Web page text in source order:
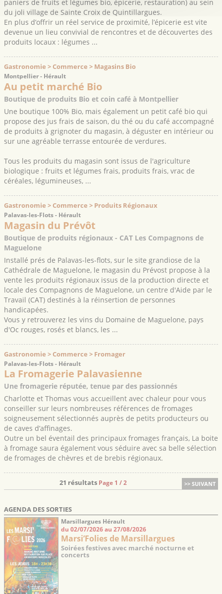
paniers de fruits et légumes bio, épicerie, restauration) au sein
du joli village de Sainte Croix de Quintillargues.
En plus d’offrir un réel service de proximité, l’épicerie est vite
devenue un lieu convivial de rencontres et de découvertes des
produits locaux : légumes ...
Gastronomie > Commerce > Magasins Bio
Montpellier - Hérault
Au petit marché Bio
Boutique de produits Bio et coin café à Montpellier
Une boutique 100% Bio, mais également un petit café bio qui
propose des jus frais de saison, du thé ou du café accompagné
de produits à grignoter du magasin, à déguster en intérieur ou
sur une agréable terrasse entourée de verdures.
Tous les produits du magasin sont issus de l'agriculture
biologique : fruits et légumes frais, produits frais, vrac de
céréales, légumineuses, ...
Gastronomie > Commerce > Produits Régionaux
Palavas-les-Flots - Hérault
Magasin du Prévôt
Boutique de produits régionaux - CAT Les Compagnons de
Maguelone
Installé prés de Palavas-les-flots, sur le site grandiose de la
Cathédrale de Maguelone, le magasin du Prévost propose à la
vente les produits régionaux issus de la production directe et
locale des Compagnons de Maguelone, un centre d'Aide par le
Travail (CAT) destinés à la réinsertion de personnes
handicapées.
Vous y retrouverez les vins du Domaine de Maguelone, pays
d'Oc rouges, rosés et blancs, les ...
Gastronomie > Commerce > Fromager
Palavas-les-Flots - Hérault
La Fromagerie Palavasienne
Une fromagerie réputée, tenue par des passionnés
Charlotte et Thomas vous accueillent avec chaleur pour vous
conseiller sur leurs nombreuses références de fromages
soigneusement sélectionnés auprès de petits producteurs ou
de caves d’affinages.
Outre un bel éventail des principaux fromages français, La boite
à fromage saura également vous séduire avec sa belle sélection
de fromages de chèvres et de brebis régionaux.
>> SUIVANT
21 résultats Page 1 / 2
AGENDA DES SORTIES
Marsillargues Hérault
du 02/07/2026 au 27/08/2026
Marsi’Folies de Marsillargues
Soirées festives avec marché nocturne et
concerts